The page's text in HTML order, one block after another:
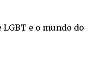
e o mundo do